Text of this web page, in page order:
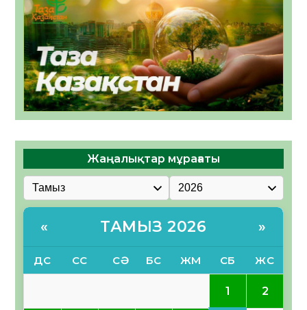
Жаңалықтар мұрағаты
« ТАМЫЗ 2026 »
ДС СС СӘ БС ЖМ СБ ЖС
1 2